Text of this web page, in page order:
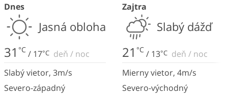
Dnes
Jasná obloha
31 °C / 17°C deň / noc
Slabý vietor, 3m/s
Severo-západný
Zajtra
Slabý dážď
21 °C / 13°C deň / noc
Mierny vietor, 4m/s
Severo-východný